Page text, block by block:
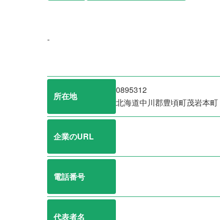
-
所在地
0895312
北海道中川郡豊頃町茂岩本
企業のURL
電話番号
代表者名